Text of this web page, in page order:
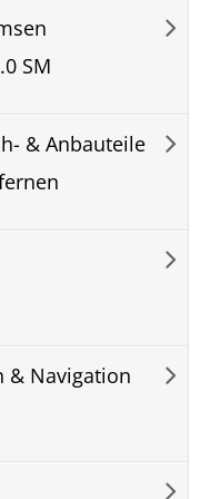
SM
& Anbauteile
& Navigation